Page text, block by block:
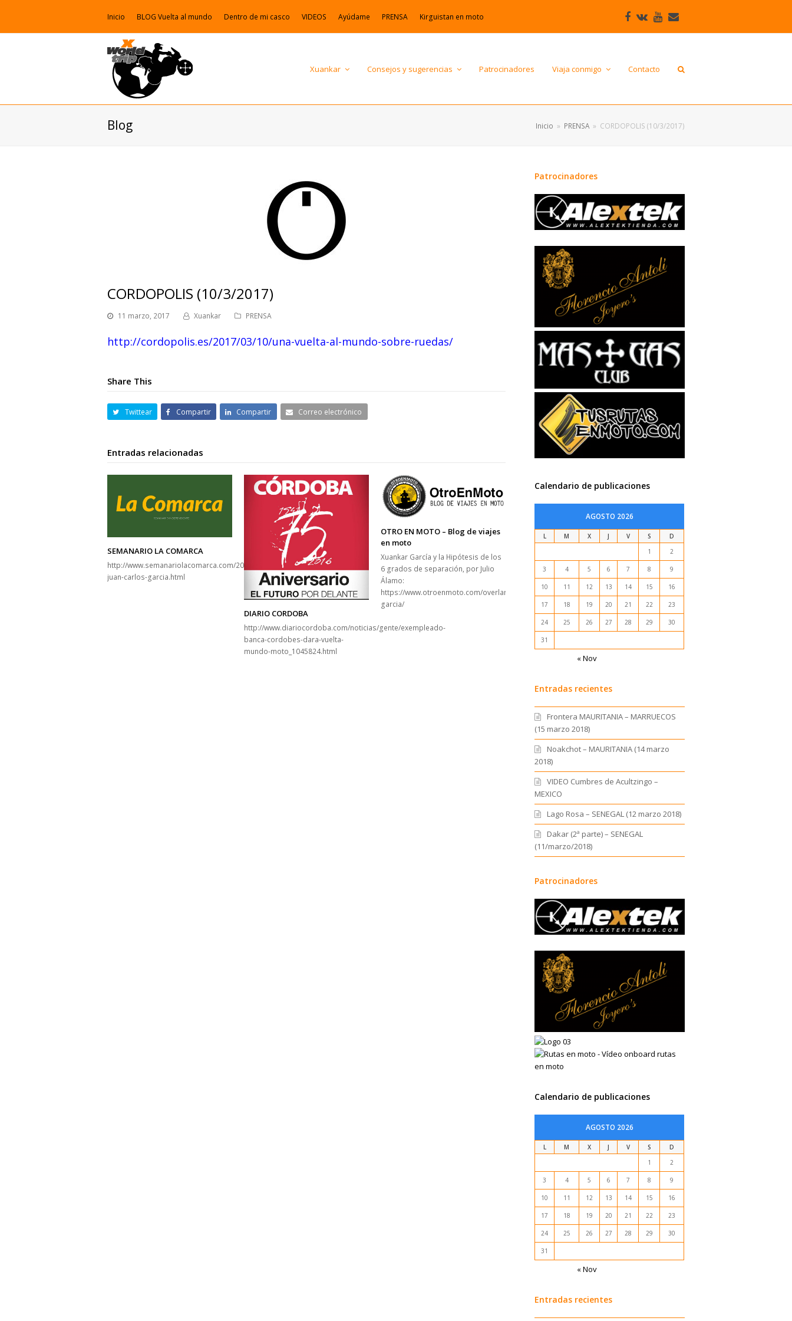
Inicio BLOG Vuelta al mundo Dentro de mi casco VIDEOS Ayúdame PRENSA Kirguistan en moto Facebook
VK Youtube
electrónico
Xuankar Consejos y sugerencias Patrocinadores Viaja conmigo Contacto
Blog Inicio » PRENSA » CORDOPOLIS (10/3/2017)
CORDOPOLIS (10/3/2017)
11 marzo, 2017 Xuankar PRENSA
http://cordopolis.es/2017/03/10/una-vuelta-al-mundo-sobre-ruedas/
Share This
Twittear Compartir Compartir Correo electrónico
Entradas relacionadas
SEMANARIO LA COMARCA
http://www.semanariolacomarca.com/2016/06/entrevista-
juan-carlos-garcia.html
DIARIO CORDOBA
http://www.diariocordoba.com/noticias/gente/exempleado-
banca-cordobes-dara-vuelta-
mundo-moto_1045824.html
OTRO EN MOTO – Blog de viajes
en moto
Xuankar García y la Hipótesis de los
6 grados de separación, por Julio
Álamo:
https://www.otroenmoto.com/overlanders/xuankar-
garcia/
Patrocinadores
Calendario de publicaciones
AGOSTO 2026
L M X J V S
D
1
2
3 4 5 6 7 8 9
10 11 12 13 14 15 16
17 18 19 20 21 22 23
24 25 26 27 28 29 30
31
« Nov
Entradas recientes
Frontera MAURITANIA – MARRUECOS
(15 marzo 2018)
Noakchot – MAURITANIA (14 marzo
2018)
VIDEO Cumbres de Acultzingo –
MEXICO
Lago Rosa – SENEGAL (12 marzo 2018)
Dakar (2ª parte) – SENEGAL
(11/marzo/2018)
Patrocinadores
Calendario de publicaciones
AGOSTO 2026
L M X J V S
D
1
2
3 4 5 6 7 8 9
10 11 12 13 14 15 16
17 18 19 20 21 22 23
24 25 26 27 28 29 30
31
« Nov
Entradas recientes